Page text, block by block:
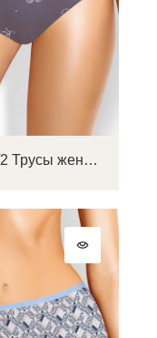
CLE M1207/2 Трусы женские макси